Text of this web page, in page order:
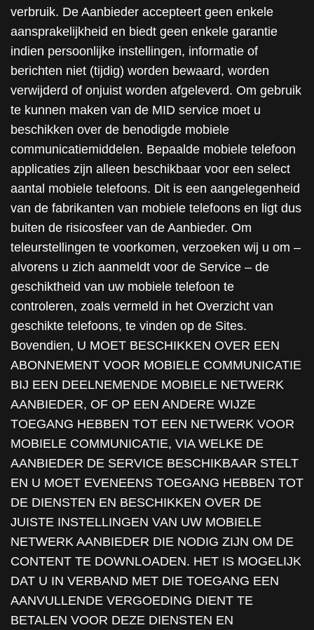
verbruik. De Aanbieder accepteert geen enkele
aansprakelijkheid en biedt geen enkele garantie
indien persoonlijke instellingen, informatie of
berichten niet (tijdig) worden bewaard, worden
verwijderd of onjuist worden afgeleverd. Om gebruik
te kunnen maken van de MID service moet u
beschikken over de benodigde mobiele
communicatiemiddelen. Bepaalde mobiele telefoon
applicaties zijn alleen beschikbaar voor een select
aantal mobiele telefoons. Dit is een aangelegenheid
van de fabrikanten van mobiele telefoons en ligt dus
buiten de risicosfeer van de Aanbieder. Om
teleurstellingen te voorkomen, verzoeken wij u om –
alvorens u zich aanmeldt voor de Service – de
geschiktheid van uw mobiele telefoon te
controleren, zoals vermeld in het Overzicht van
geschikte telefoons, te vinden op de Sites.
Bovendien, U MOET BESCHIKKEN OVER EEN
ABONNEMENT VOOR MOBIELE COMMUNICATIE
BIJ EEN DEELNEMENDE MOBIELE NETWERK
AANBIEDER, OF OP EEN ANDERE WIJZE
TOEGANG HEBBEN TOT EEN NETWERK VOOR
MOBIELE COMMUNICATIE, VIA WELKE DE
AANBIEDER DE SERVICE BESCHIKBAAR STELT
EN U MOET EVENEENS TOEGANG HEBBEN TOT
DE DIENSTEN EN BESCHIKKEN OVER DE
JUISTE INSTELLINGEN VAN UW MOBIELE
NETWERK AANBIEDER DIE NODIG ZIJN OM DE
CONTENT TE DOWNLOADEN. HET IS MOGELIJK
DAT U IN VERBAND MET DIE TOEGANG EEN
AANVULLENDE VERGOEDING DIENT TE
BETALEN VOOR DEZE DIENSTEN EN